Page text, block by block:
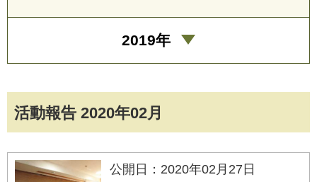
活動報告 2020年02月
公開日：2020年02月27日
2019年